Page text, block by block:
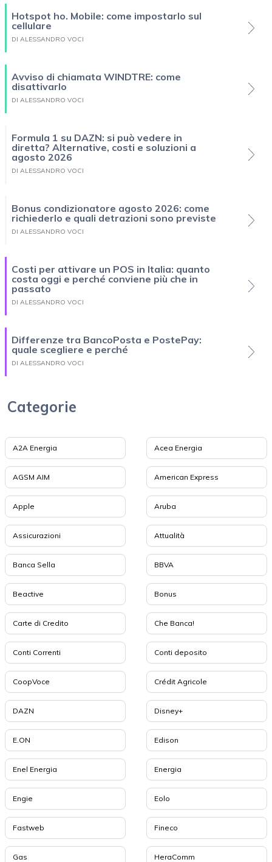
Hotspot ho. Mobile: come impostarlo sul
cellulare
DI ALESSANDRO VOCI
Avviso di chiamata WINDTRE: come
disattivarlo
DI ALESSANDRO VOCI
Formula 1 su DAZN: si può vedere in
diretta? Alternative, costi e soluzioni a
agosto 2026
DI ALESSANDRO VOCI
Bonus condizionatore agosto 2026: come
richiederlo e quali detrazioni sono previste
DI ALESSANDRO VOCI
Costi per attivare un POS in Italia: quanto
costa oggi e perché conviene più che in
passato
DI ALESSANDRO VOCI
Differenze tra BancoPosta e PostePay:
quale scegliere e perché
DI ALESSANDRO VOCI
Categorie
A2A Energia Acea Energia
AGSM AIM American Express
Apple Aruba
Assicurazioni Attualità
Banca Sella BBVA
Beactive Bonus
Carte di Credito Che Banca!
Conti Correnti Conti deposito
CoopVoce Crédit Agricole
DAZN Disney+
E.ON Edison
Enel Energia Energia
Engie Eolo
Fastweb Fineco
Gas HeraComm